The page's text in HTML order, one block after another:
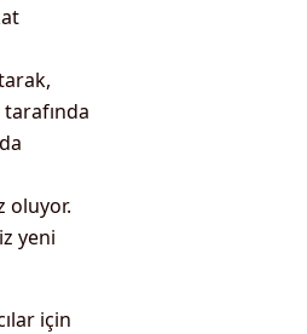
oluyor.
yeni
için